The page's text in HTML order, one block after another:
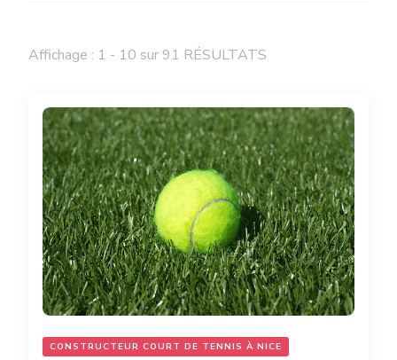
Affichage : 1 - 10 sur 91 RÉSULTATS
CONSTRUCTEUR COURT DE TENNIS À NICE